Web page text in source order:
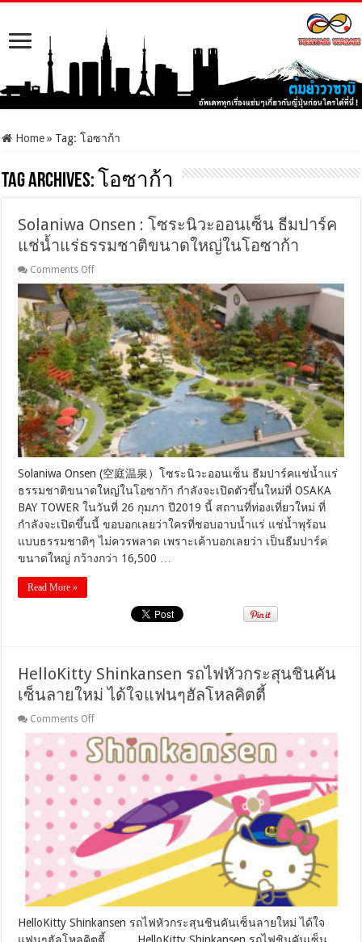
Home » Tag:โอซาก้า
Tag Archives: โอซาก้า
Solaniwa Onsen : โซระนิวะออนเซ็น ธีมปาร์ค
แช่น้ำแร่ธรรมชาติขนาดใหญ่ในโอซาก้า
Comments Offon
Onsen
:
โซ
ระ
นิ
วะ
ออ
น
เซ็น
ธีม
ปาร์ค
แช่
น้ำแร่
ธรรมชาติ
ขนาด
ใหญ่
ใน
โอ
ซาก้
Solaniwa Onsen (空庭温泉）โซระนิวะออนเซ็น ธีมปาร์คแช่น้ำแร่
ธรรมชาติขนาดใหญ่ในโอซาก้า กำลังจะเปิดตัวขึ้นใหม่ที่ OSAKA
BAY TOWER ในวันที่ 26 กุมภา ปี2019 นี้ สถานที่ท่องเที่ยวใหม่ ที่
กำลังจะเปิดขึ้นนี้ ขอบอกเลยว่าใครที่ชอบอาบน้ำแร่ แช่น้ำพุร้อน
แบบธรรมชาติๆ ไม่ควรพลาด เพราะเค้าบอกเลยว่า เป็นธีมปาร์ค
ขนาดใหญ่ กว้างกว่า 16,500 …
Read More »
HelloKitty Shinkansen รถไฟหัวกระสุนชินคัน
เซ็นลายใหม่ ได้ใจแฟนๆฮัลโหลคิตตี้
Comments Offon
Shinkansen
รถไฟ
กระสุน
ชิน
คัน
เซ็น
ลาย
ได้
ใจ
แฟนๆ
ฮัล
โหล
HelloKitty Shinkansen รถไฟหัวกระสุนชินคันเซ็นลายใหม่ ได้ใจ
แฟนๆฮัลโหลคิตตี้ HelloKitty Shinkansen รถไฟชินคันเซ็น